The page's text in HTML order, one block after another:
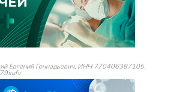
Евгений Геннадьевич, ИНН 770406387105,